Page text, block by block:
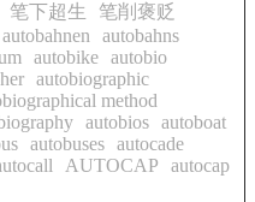
笔下超生
笔削褒贬
autobahnen
autobahns
autobike autobio
autobiographic
method
autobios autoboat
autobuses autocade
AUTOCAP
autocap